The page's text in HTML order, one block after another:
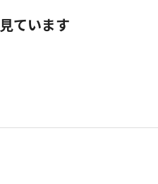
ています